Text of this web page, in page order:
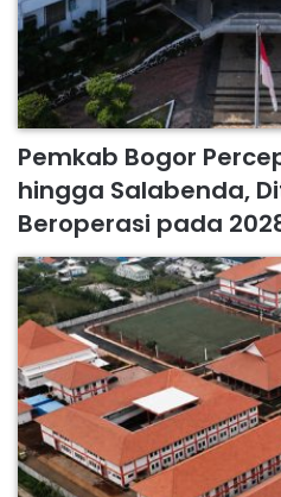
Pemkab Bogor
hingga Salabenda,
Beroperasi pada